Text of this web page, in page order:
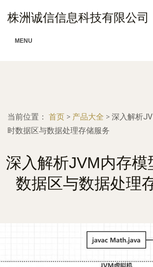
株洲诚信信息科技有限公司
MENU
当前位置： 首页 > 产品大全 > 深入解析
时数据区与数据处理存储服务
深入解析JVM内存模
数据区与数据处理